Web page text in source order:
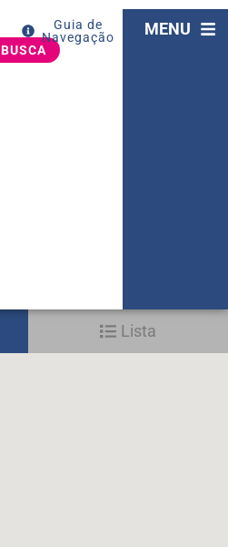
BUSCA
Guia de
Navegação
MENU
Lista